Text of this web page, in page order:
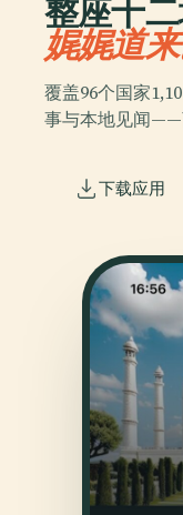
整座十二
娓娓道
覆盖96个国家
事与本地见闻——
下载应用